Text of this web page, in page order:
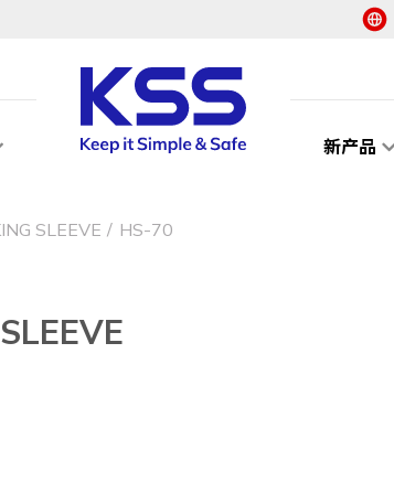
新产品
SLEEVE HS-70